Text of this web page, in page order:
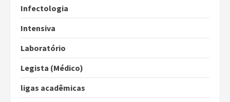
Infectologia
Intensiva
Laboratório
Legista (Médico)
ligas acadêmicas